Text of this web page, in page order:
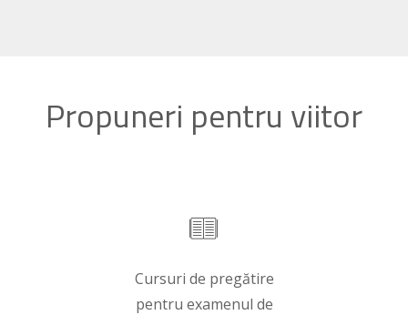
Propuneri pentru viitor
Cursuri de pregătire
pentru examenul de